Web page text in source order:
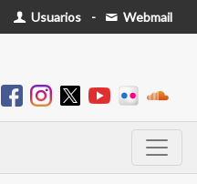
Usuarios - Webmail